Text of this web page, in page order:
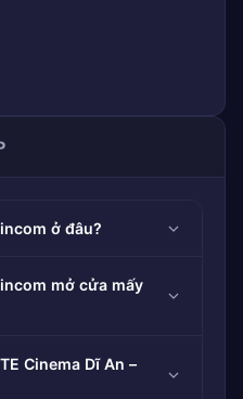
ở đâu?
mở cửa mấy
Cinema Dĩ An –